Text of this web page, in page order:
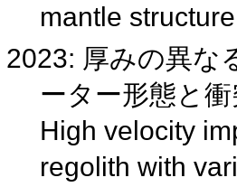
mantle
2023: 厚みの異な
ーター形態と
High velocity
regolith with